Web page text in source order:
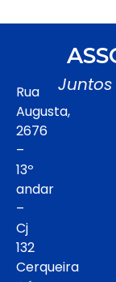
Rua
Augusta,
2676
–
13º
andar
–
Cj
132
Cerqueira
Juntos